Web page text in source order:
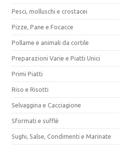
Pesci, molluschi e crostacei
Pizze, Pane e Focacce
Pollame e animali da cortile
Preparazioni Varie e Piatti Unici
Primi Piatti
Riso e Risotti
Selvaggina e Cacciagione
Sformati e sufflè
Sughi, Salse, Condimenti e Marinate